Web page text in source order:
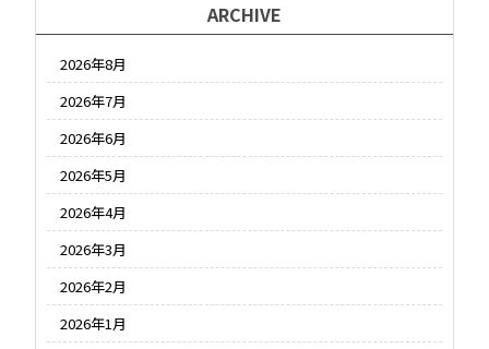
ARCHIVE
2026年8月
2026年7月
2026年6月
2026年5月
2026年4月
2026年3月
2026年2月
2026年1月